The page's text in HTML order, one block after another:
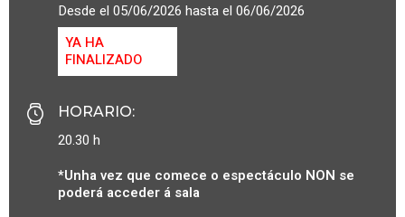
Desde el 05/06/2026 hasta el 06/06/2026
YA HA
FINALIZADO
HORARIO:
20.30 h
*Unha vez que comece o espectáculo NON se
poderá acceder á sala